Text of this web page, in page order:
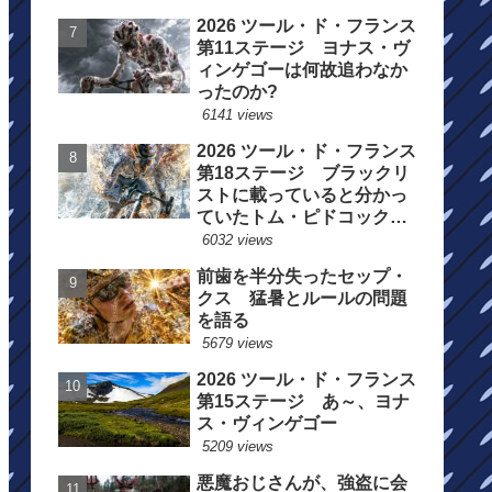
2026 ツール・ド・フランス
第11ステージ ヨナス・ヴ
ィンゲゴーは何故追わなか
ったのか?
6141 views
2026 ツール・ド・フランス
第18ステージ ブラックリ
ストに載っていると分かっ
ていたトム・ピドコックは
総合順位死守に
6032 views
前歯を半分失ったセップ・
クス 猛暑とルールの問題
を語る
5679 views
2026 ツール・ド・フランス
第15ステージ あ～、ヨナ
ス・ヴィンゲゴー
5209 views
悪魔おじさんが、強盗に会